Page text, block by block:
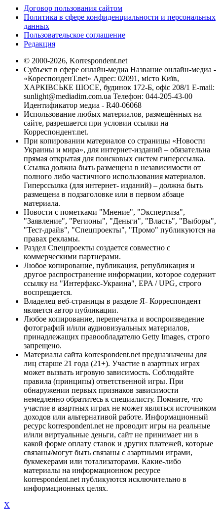
Договор пользования сайтом
Политика в сфере конфиденциальности и персональных
данных
Пользовательское соглашение
Редакция
© 2000-2026, Korrespondent.net
Субъект в сфере онлайн-медиа Название онлайн-медиа -
«КореспонденТ.net» Адрес: 02091, місто Київ,
ХАРКІВСЬКЕ ШОСЕ, будинок 172-Б, офіс 208/1 E-mail:
sunlight@mediadim.com.ua Телефон: 044-205-43-00
Идентификатор медиа - R40-06068
Использование любых материалов, размещённых на
сайте, разрешается при условии ссылки на
Корреспондент.net.
При копировании материалов со страницы «Новости
Украины и мира», для интернет-изданий – обязательна
прямая открытая для поисковых систем гиперссылка.
Ссылка должна быть размещена в независимости от
полного либо частичного использования материалов.
Гиперссылка (для интернет- изданий) – должна быть
размещена в подзаголовке или в первом абзаце
материала.
Новости с пометками "Мнение", "Экспертиза",
"Заявление", "Регионы", "Деньги", "Власть", "Выборы",
"Тест-драйв", "Спецпроекты", "Промо" публикуются на
правах рекламы.
Раздел Спецпроекты создается совместно с
коммерческими партнерами.
Любое копирование, публикация, републикация и
другое распространение информации, которое содержит
ссылку на "Интерфакс-Украина", EPA / UPG, строго
воспрещается.
Владелец веб-страницы в разделе Я- Корреспондент
является автор публикации.
Любое копирование, перепечатка и воспроизведение
фотографий и/или аудиовизуальных материалов,
принадлежащих правообладателю Getty Images, строго
запрещено.
Материалы сайта korrespondent.net предназначены для
лиц старше 21 года (21+). Участие в азартных играх
может вызвать игровую зависимость. Соблюдайте
правила (принципы) ответственной игры. При
обнаружении первых признаков зависимости
немедленно обратитесь к специалисту. Помните, что
участие в азартных играх не может являться источником
доходов или альтернативой работе. Информационный
ресурс korrespondent.net не проводит игры на реальные
и/или виртуальные деньги, сайт не принимает ни в
какой форме оплату ставок и других платежей, которые
связаны/могут быть связаны с азартными играми,
букмекерами или тотализаторами. Какие-либо
материалы на информационном ресурсе
korrespondent.net публикуются исключительно в
информационных целях.
X